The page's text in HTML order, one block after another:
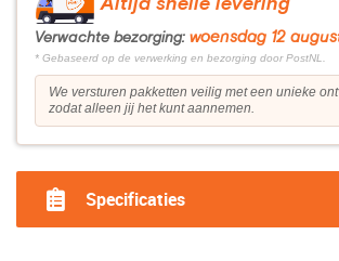
Altijd snelle levering
Verwachte bezorging: woensdag 12
* Gebaseerd op de verwerking en bezorging door PostNL.
We versturen pakketten veilig met een unieke
zodat alleen jij het kunt aannemen.
Specificaties